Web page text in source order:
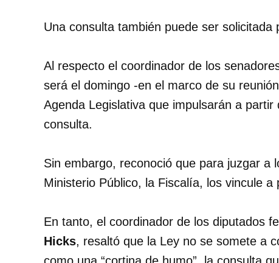
Una consulta también puede ser
Al respecto el coordinador de los
será el domingo -en el marco de su
Agenda Legislativa que impulsarán a
consulta.
Sin embargo, reconoció que para juzgar a
Ministerio Público, la Fiscalía, los vincule
En tanto, el coordinador de los diputados
Hicks, resaltó que la Ley no se somete a